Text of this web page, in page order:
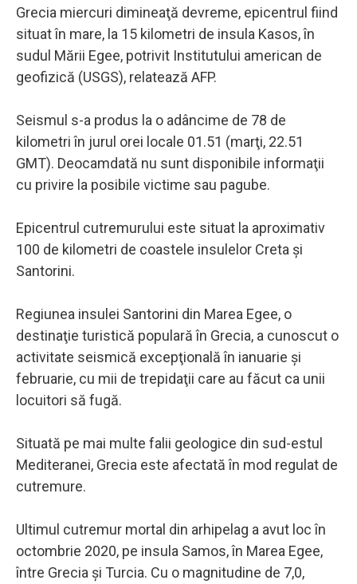
Grecia miercuri dimineaţă devreme, epicentrul fiind
situat în mare, la 15 kilometri de insula Kasos, în
sudul Mării Egee, potrivit Institutului american de
geofizică (USGS), relatează AFP.
Seismul s-a produs la o adâncime de 78 de
kilometri în jurul orei locale 01.51 (marţi, 22.51
GMT). Deocamdată nu sunt disponibile informaţii
cu privire la posibile victime sau pagube.
Epicentrul cutremurului este situat la aproximativ
100 de kilometri de coastele insulelor Creta şi
Santorini.
Regiunea insulei Santorini din Marea Egee, o
destinaţie turistică populară în Grecia, a cunoscut o
activitate seismică excepţională în ianuarie şi
februarie, cu mii de trepidaţii care au făcut ca unii
locuitori să fugă.
Situată pe mai multe falii geologice din sud-estul
Mediteranei, Grecia este afectată în mod regulat de
cutremure.
Ultimul cutremur mortal din arhipelag a avut loc în
octombrie 2020, pe insula Samos, în Marea Egee,
între Grecia şi Turcia. Cu o magnitudine de 7,0,